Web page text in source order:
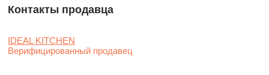
Контакты продавца
IDEAL KITCHEN
Верифицированный продавец